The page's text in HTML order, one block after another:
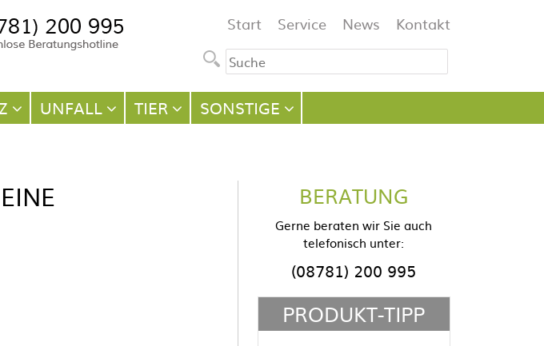
Navigation
Start Service News Kontakt
UNFALL TIER SONSTIGE
BERATUNG
Gerne beraten wir Sie auch
telefonisch unter:
(08781) 200 995
PRODUKT-TIPP